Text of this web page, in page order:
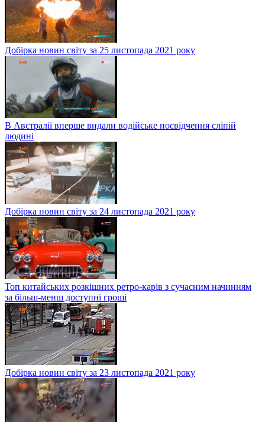
Добірка новин світу за 25 листопада 2021 року
В Австралії вперше видали водійське посвідчення сліпій
людині
Добірка новин світу за 24 листопада 2021 року
Топ китайських розкішних ретро-карів з сучасним начинням
за більш-менш доступні гроші
Добірка новин світу за 23 листопада 2021 року